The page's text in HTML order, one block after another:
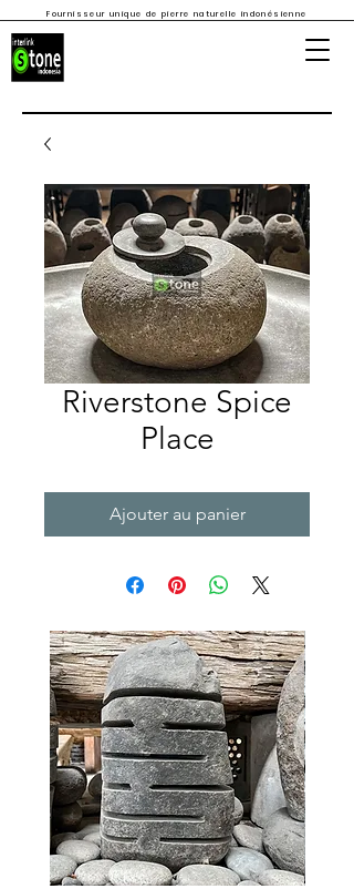
Fournisseur unique de pierre naturelle indonésienne
Riverstone Spice
Place
Ajouter au panier